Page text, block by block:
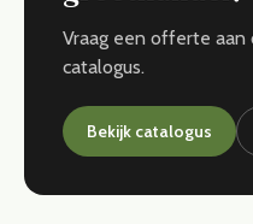
Vraag een offerte
catalogus.
Bekijk catalogus